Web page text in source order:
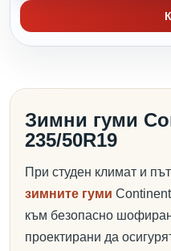
Зимни гуми
235/50R19
При студен климат и
зимните гуми
към безопасно
проектирани да